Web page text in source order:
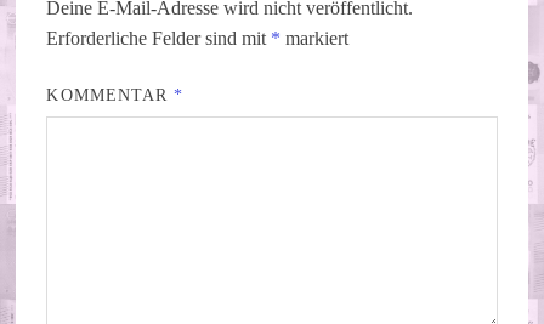
Deine E-Mail-Adresse wird nicht veröffentlicht.
Erforderliche Felder sind mit * markiert
KOMMENTAR *